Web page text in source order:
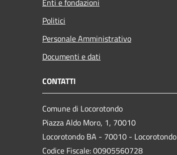
Enti e fondazioni
Politici
Personale Amministrativo
Documenti e dati
CONTATTI
Comune di Locorotondo
Piazza Aldo Moro, 1, 70010
Locorotondo BA - 70010 - Locorotondo
Codice Fiscale: 00905560728